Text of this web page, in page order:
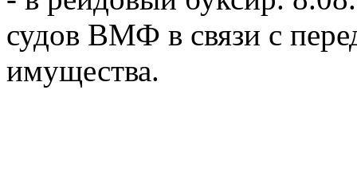
судов ВМФ в связи с
имущества.